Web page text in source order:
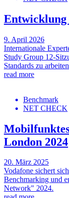
Entwicklung
9. April 2026
Internationale
Study Group 12-
Standards zu
read more
Benchmark
NET CHECK
London 2024
20. März 2025
Vodafone sichert
Benchmarking und
Network" 2024.